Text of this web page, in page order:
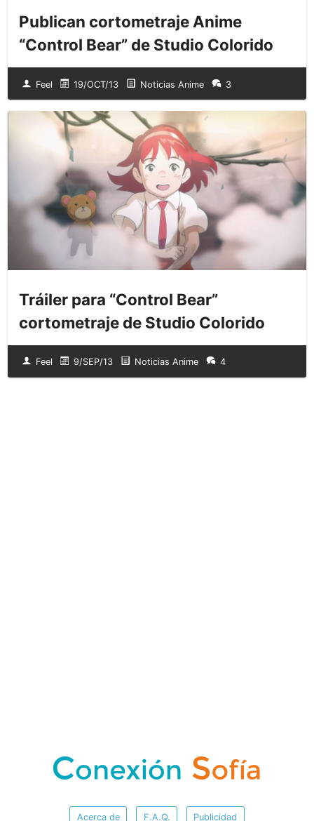
Publican cortometraje Anime
“Control Bear” de Studio Colorido
Feel 19/OCT/13 Noticias Anime 3
Tráiler para “Control Bear”
cortometraje de Studio Colorido
Feel 9/SEP/13 Noticias Anime 4
Acerca de F.A.Q. Publicidad